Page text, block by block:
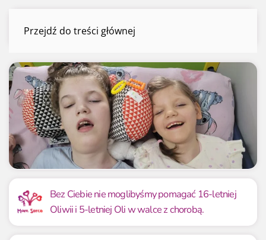
Przejdź do treści głównejOliwia i Ola Orda
Mamy już
108 639.54 zł
Potrzebujemy
100 000 zł
108.64% 108.64%
Bez Ciebie nie moglibyśmy pomagać 16-letniej
Oliwii i 5-letniej Oli w walce z chorobą.